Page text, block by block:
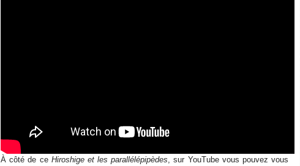
À côté de ce Hiroshige et les parallélépipèdes , sur YouTube vous pouvez vous